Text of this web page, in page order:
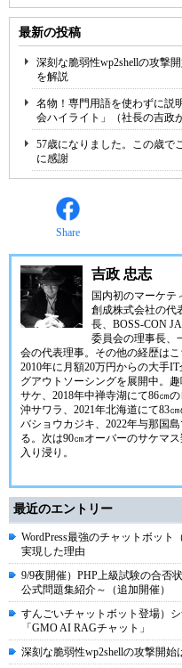
最新の投稿
深刻な脆弱性wp2shellの攻撃
を解説
名物！専門用語を使わずに説
会ハイライト」（社長の吉政
57歳になりました。この歳で
に感謝
Share
吉政 忠志
国内初のマーケテ
創成株式会社の代
長、 BOSS-CON
委員会の理事長、
会の代表理事。その他の経歴は
2010年に月額20万円からの大手
グアウトソーシングを展開中。
サケ、2018年中禅寺湖にて86㎝
沖サワラ、2021年北海道にて83
バショウカジキ、2022年与那国
る。次は90㎝オーバーのサケマ
入り浸り。
最近のエントリー
WordPress最強のチャットボッ
実現した理由
9/9夜開催）PHP上級試験の合否
公式問題集紹介～（追加開催）
すんごいチャットボット登場）
「GMO AI RAGチャット」
深刻な脆弱性wp2shellの攻撃開